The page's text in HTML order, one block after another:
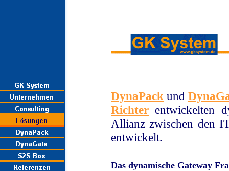
DynaPack und
Richter entwickelten
Allianz zwischen den
entwickelt.
Das dynamische Gateway